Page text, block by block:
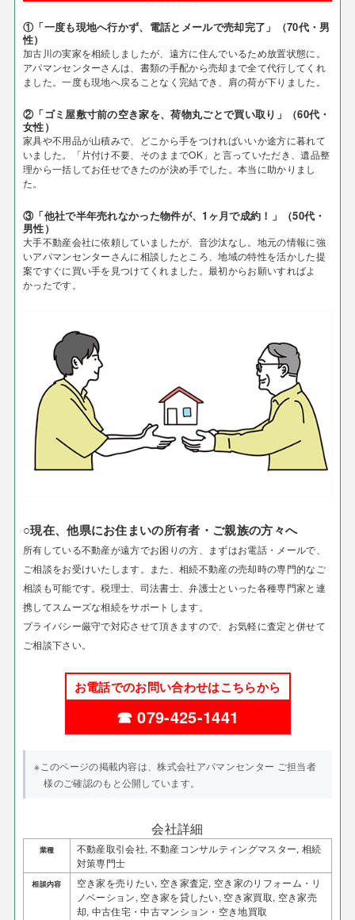
①「一度も現地へ行かず、電話とメールで売却完了」（70代・男
性）
加古川の実家を相続しましたが、遠方に住んでいるため放置状態に。
アパマンセンターさんは、書類の手配から売却まで全て代行してくれ
ました。一度も現地へ戻ることなく完結でき、肩の荷が下りました。
②「ゴミ屋敷寸前の空き家を、荷物丸ごとで買い取り」（60代・
女性）
家具や不用品が山積みで、どこから手をつければいいか途方に暮れて
いました。「片付け不要、そのままでOK」と言っていただき、遺品整
理から一括してお任せできたのが決め手でした。本当に助かりまし
た。
③「他社で半年売れなかった物件が、1ヶ月で成約！」（50代・
男性）
大手不動産会社に依頼していましたが、音沙汰なし。地元の情報に強
いアパマンセンターさんに相談したところ、地域の特性を活かした提
案ですぐに買い手を見つけてくれました。最初からお願いすればよ
かったです。
○現在、他県にお住まいの所有者・ご親族の方々へ
所有している不動産が遠方でお困りの方、まずはお電話・メールで、
ご相談をお受けいたします。 また、相続不動産の売却時の専門的なご
相談も可能です。税理士、司法書士、弁護士といった各種専門家と連
携してスムーズな相続をサポートします。
プライバシー厳守で対応させて頂きますので、お気軽に査定と併せて
ご相談下さい。
お電話でのお問い合わせはこちらから
☎ 079-425-1441
※このページの掲載内容は、株式会社アパマンセンター ご担当者
様のご確認のもと公開しています。
会社詳細
業種
不動産取引会社, 不動産コンサルティングマスター, 相続
対策専門士
相談内容
空き家を売りたい, 空き家査定, 空き家のリフォーム・リ
ノベーション, 空き家を貸したい, 空き家買取, 空き家売
却, 中古住宅・中古マンション・空き地買取